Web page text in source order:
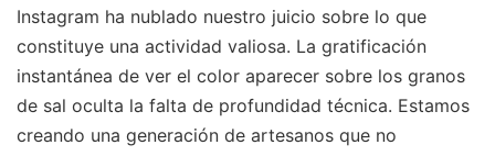
Instagram ha nublado nuestro juicio sobre lo que
constituye una actividad valiosa. La gratificación
instantánea de ver el color aparecer sobre los granos
de sal oculta la falta de profundidad técnica. Estamos
creando una generación de artesanos que no